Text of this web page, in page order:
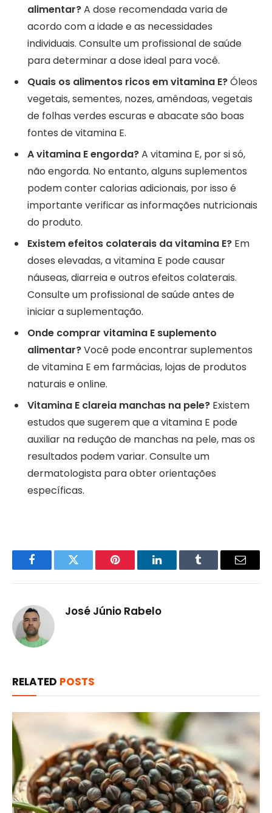
alimentar?A dose recomendada varia de
acordo com a idade e as necessidades
individuais. Consulte um profissional de saúde
para determinar a dose ideal para você.
Quais os alimentos ricos em vitamina E?Óleos
vegetais, sementes, nozes, amêndoas, vegetais
de folhas verdes escuras e abacate são boas
fontes de vitamina E.
A vitamina E engorda?A vitamina E, por si só,
não engorda. No entanto, alguns suplementos
podem conter calorias adicionais, por isso é
importante verificar as informações nutricionais
do produto.
Existem efeitos colaterais da vitamina E? Em
doses elevadas, a vitamina E pode causar
náuseas, diarreia e outros efeitos colaterais.
Consulte um profissional de saúde antes de
iniciar a suplementação.
Onde comprar vitamina E suplemento
alimentar?Você pode encontrar suplementos
de vitamina E em farmácias, lojas de produtos
naturais e online.
Vitamina E clareia manchas na pele? Existem
estudos que sugerem que a vitamina E pode
auxiliar na redução de manchas na pele, mas os
resultados podem variar. Consulte um
dermatologista para obter orientações
específicas.
FacebookTwitter Pinterest LinkedInTumblr Email
José Júnio Rabelo
RELATED POSTS